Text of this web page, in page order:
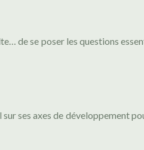
de se poser les questions
ses axes de développement